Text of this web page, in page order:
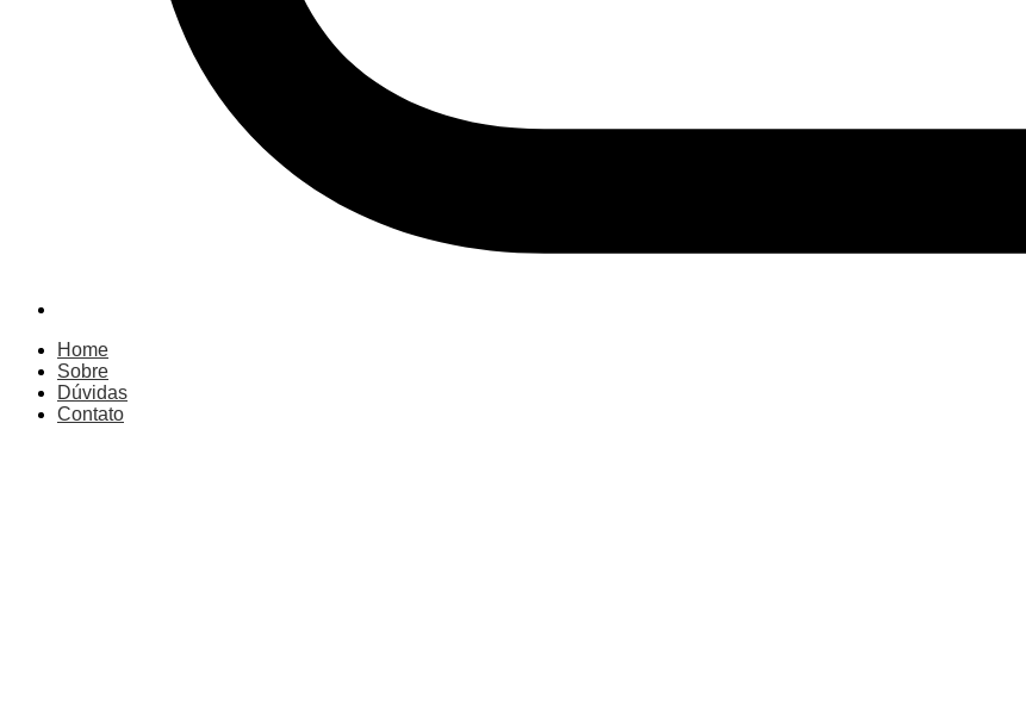
Home
Sobre
Dúvidas
Contato